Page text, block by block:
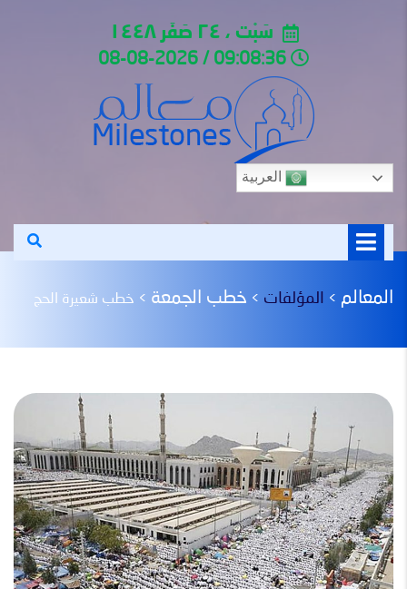
سَبْت ، ٢٤ صَفَر ١٤٤٨
العربية
المعالم > المؤلفات > خطب الجمعة > خطب شعيرة الحج